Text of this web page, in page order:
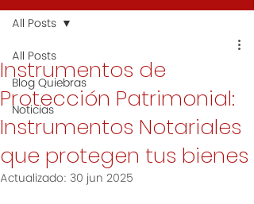
All Posts
Blog Quiebras
Noticias
All Posts
Instrumentos de
Protección Patrimonial:
Instrumentos Notariales
que protegen tus bienes
Actualizado: 30 jun 2025